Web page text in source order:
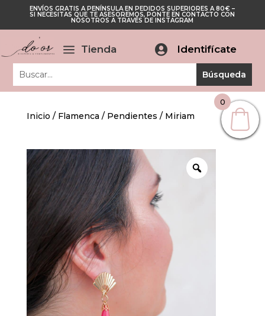
ENVÍOS GRATIS A PENÍNSULA EN PEDIDOS SUPERIORES A 80€ –
SI NECESITAS QUE TE ASESOREMOS, PONTE EN CONTACTO CON
NOSOTROS A TRAVÉS DE INSTAGRAM
a Tienda  Identifícate
Inicio / Flamenca / Pendientes / Miriam
0